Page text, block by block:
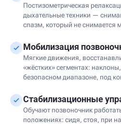
Постизометрическая
дыхательные техники —
спазм, который не снимается
Мобилизация
Мягкие движения,
«жёстких» сегментах:
безопасном диапазоне, под
Стабилизационные
Обучают позвоночник
положениях: сидя, стоя, при